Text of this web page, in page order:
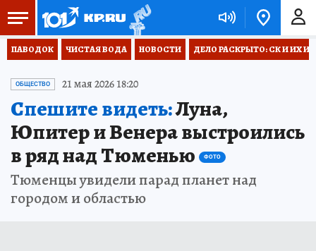
ПАВОДОК ЧИСТАЯ ВОДА НОВОСТИ ДЕЛО РАСКРЫТО: СК И ИХ
ОБЩЕСТВО 21 мая 2026 18:20
Спешите видеть:Луна,
Юпитер и Венера выстроились
в ряд над Тюменью
ФОТО
Тюменцы увидели парад планет над
городом и областью